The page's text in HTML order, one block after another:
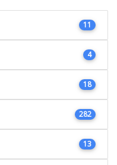
11
4
18
282
13